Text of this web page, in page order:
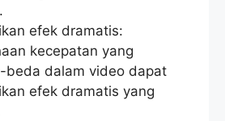
efek dramatis:
kecepatan yang
beda dalam video dapat
efek dramatis yang